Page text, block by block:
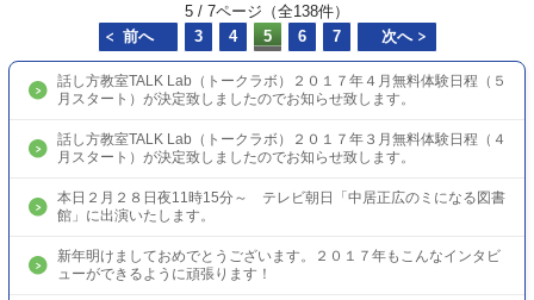
5 / 7ページ（全138件）
前へ
3 4 5 6 7 次へ
話し方教室TALK Lab（トークラボ）２０１７年４月無料体験日程（５
月スタート）が決定致しましたのでお知らせ致します。
話し方教室TALK Lab（トークラボ）２０１７年３月無料体験日程（４
月スタート）が決定致しましたのでお知らせ致します。
本日２月２８日夜11時15分～ テレビ朝日「中居正広のミになる図書
館」に出演いたします。
新年明けましておめでとうございます。２０１７年もこんなインタビ
ューができるように頑張ります！